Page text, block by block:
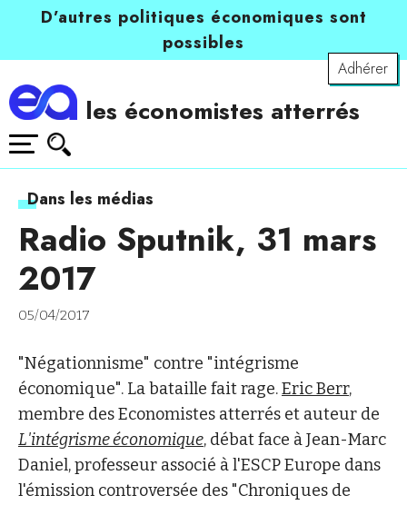
D’autres politiques économiques sont
possibles
Adhérer
les économistes atterrés
Dans les médias
Radio Sputnik, 31 mars
2017
05/04/2017
"Négationnisme" contre "intégrisme
économique". La bataille fait rage.Eric Berr,
membre des Economistes atterrés et auteur de
L'intégrisme économique, débat face à Jean-Marc
Daniel, professeur associé à l'ESCP Europe dans
l'émission controversée des "Chroniques de